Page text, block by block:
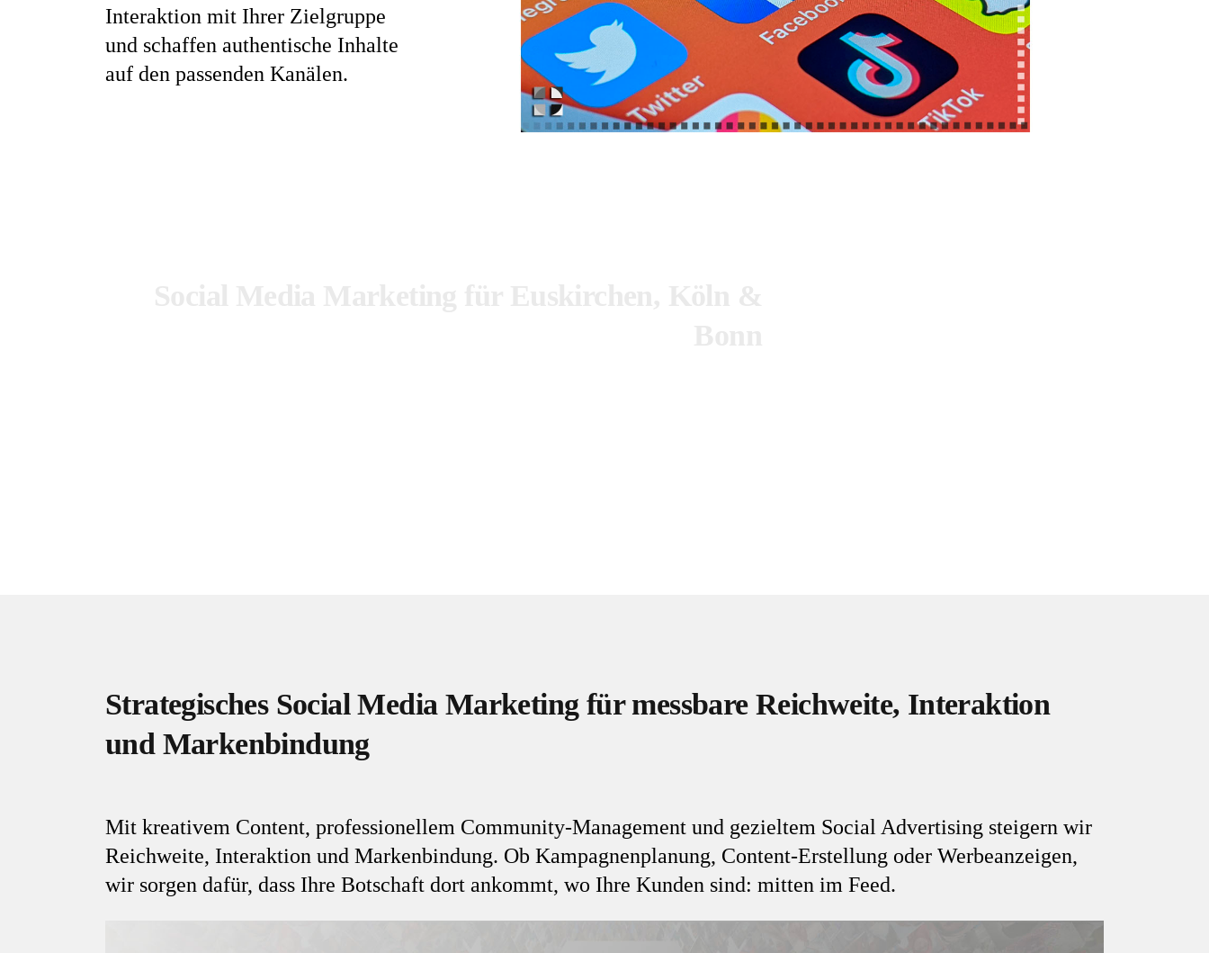
Interaktion mit Ihrer Zielgruppe
und schaffen authentische Inhalte
auf den passenden Kanälen.
Strategisches Social Media Marketing für messbare Reichweite, Interaktion
und Markenbindung
Mit kreativem Content, professionellem Community-Management und gezieltem Social Advertising steigern wir
Reichweite, Interaktion und Markenbindung. Ob Kampagnenplanung, Content-Erstellung oder Werbeanzeigen,
wir sorgen dafür, dass Ihre Botschaft dort ankommt, wo Ihre Kunden sind: mitten im Feed.